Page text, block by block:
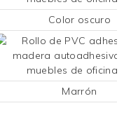
Color oscuro
Marrón